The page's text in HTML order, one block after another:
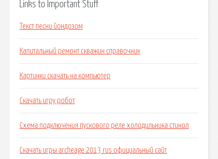
Links to Important Stuff
Текст песни йондозом
Капитальный ремонт скважин справочник
Картинки скачать на компьютер
Скачать игру робот
Схема подключения пускового реле холодильника стинол
Скачать игры archeage 2013 rus официальный сайт